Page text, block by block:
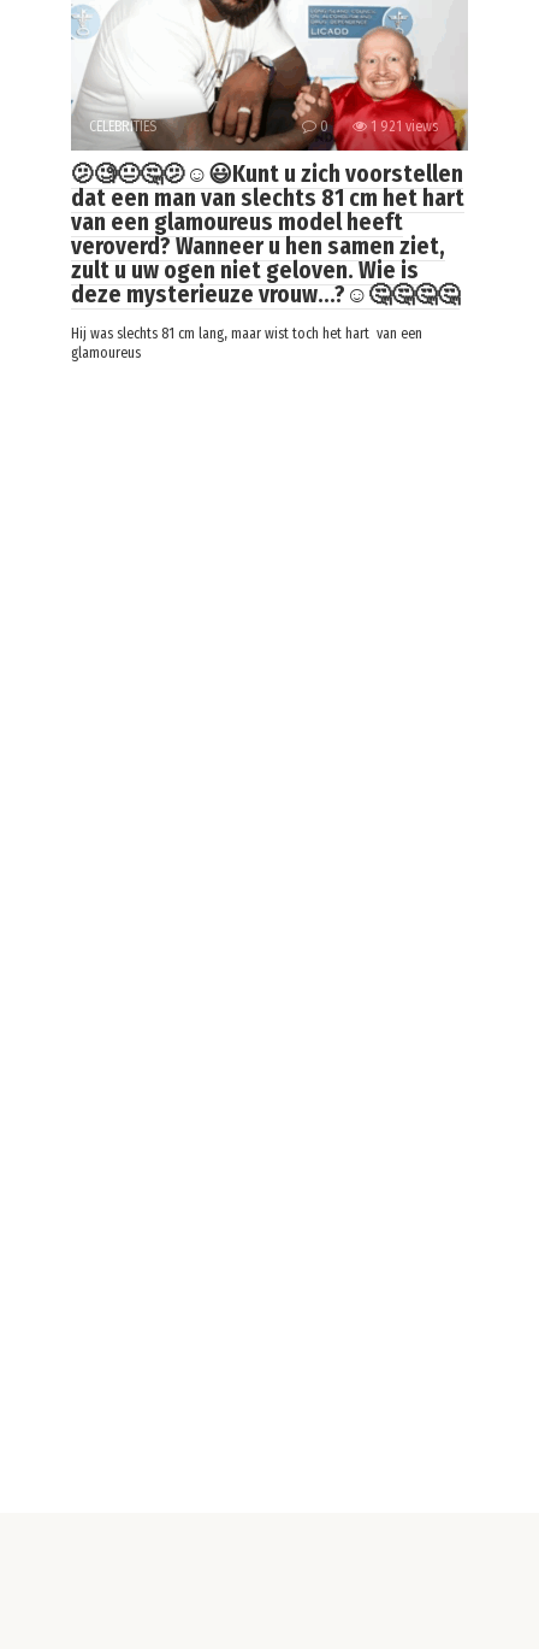
CELEBRITIES 0 1 921 views
🫤🧐😐🤔🫤☺️😃Kunt u zich voorstellen
dat een man van slechts 81 cm het hart
van een glamoureus model heeft
veroverd? Wanneer u hen samen ziet,
zult u uw ogen niet geloven. Wie is
deze mysterieuze vrouw…?☺️🤔🤔🤔🤔
Hij was slechts 81 cm lang, maar wist toch het hart van een
glamoureus